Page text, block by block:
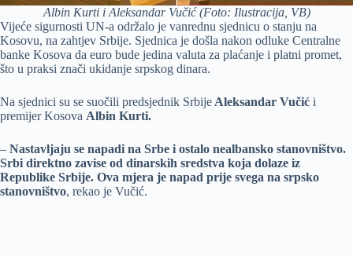
Albin Kurti i Aleksandar Vučić (Foto: Ilustracija, VB)
Vijeće sigurnosti UN-a održalo je vanrednu sjednicu o stanju na
Kosovu, na zahtjev Srbije. Sjednica je došla nakon odluke Centralne
banke Kosova da euro bude jedina valuta za plaćanje i platni promet,
što u praksi znači ukidanje srpskog dinara.
Na sjednici su se suočili predsjednik Srbije Aleksandar Vučić i
premijer Kosova Albin Kurti.
– Nastavljaju se napadi na Srbe i ostalo nealbansko stanovništvo.
Srbi direktno zavise od dinarskih sredstva koja dolaze iz
Republike Srbije. Ova mjera je napad prije svega na srpsko
stanovništvo, rekao je Vučić.